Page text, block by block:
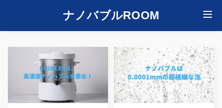
ナノバブルROOM